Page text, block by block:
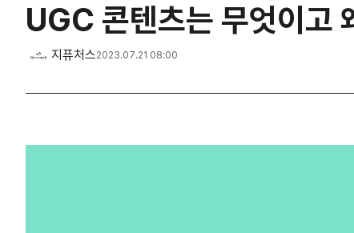
UGC 콘텐츠는 무엇이고
지퓨처스2023.07.21 08:00